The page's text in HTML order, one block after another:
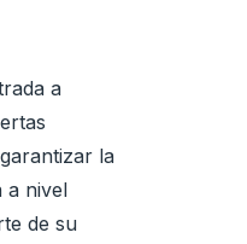
a
la
a nivel
de su